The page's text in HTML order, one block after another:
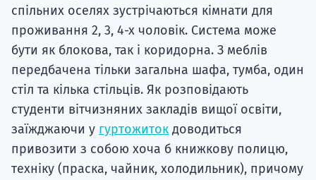
спільних оселях зустрічаються кімнати для
проживання 2, 3, 4-х чоловік. Система може
бути як блокова, так і коридорна. З меблів
передбачена тільки загальна шафа, тумба, один
стіл та кілька стільців. Як розповідають
студенти вітчизняних закладів вищої освіти,
заїжджаючи у гуртожиток доводиться
привозити з собою хоча б книжкову полицю,
техніку (праска, чайник, холодильник), причому